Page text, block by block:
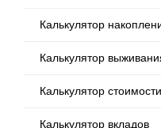
Калькулятор
Калькулятор
Калькулятор
Калькулятор вкладов